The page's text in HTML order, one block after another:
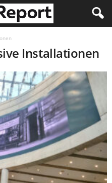
Installationen